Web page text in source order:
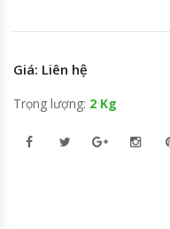
Giá: Liên hệ
Trọng lượng: 2 Kg